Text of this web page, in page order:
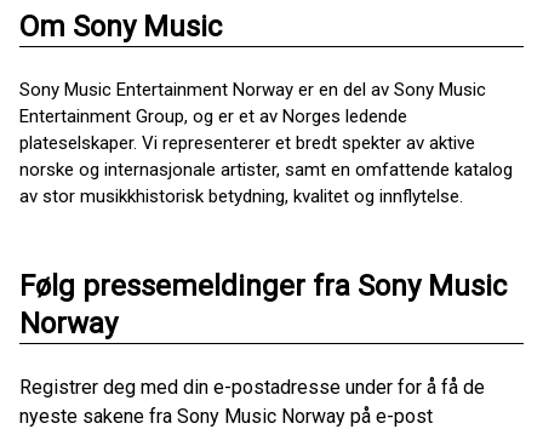
Om Sony Music
Sony Music Entertainment Norway er en del av Sony Music
Entertainment Group, og er et av Norges ledende
plateselskaper. Vi representerer et bredt spekter av aktive
norske og internasjonale artister, samt en omfattende katalog
av stor musikkhistorisk betydning, kvalitet og innflytelse.
Følg pressemeldinger fra Sony Music
Norway
Registrer deg med din e-postadresse under for å få de
nyeste sakene fra Sony Music Norway på e-post